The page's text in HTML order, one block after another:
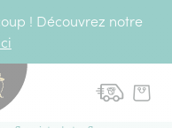
! Découvrez notre